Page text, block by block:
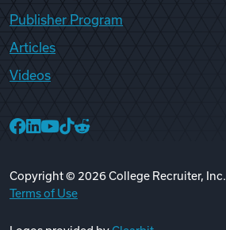
Publisher Program
Articles
Videos
Copyright © 2026College Recruiter, Inc. |
Terms of Use